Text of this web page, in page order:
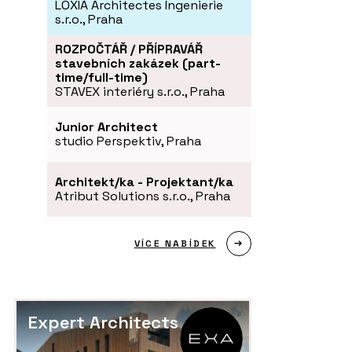
LOXIA Architectes Ingenierie
s.r.o., Praha
ROZPOČTÁŘ / PŘÍPRAVÁŘ
stavebních zakázek (part-
time/full-time)
STAVEX interiéry s.r.o., Praha
Junior Architect
studio Perspektiv, Praha
Architekt/ka - Projektant/ka
Atribut Solutions s.r.o., Praha
VÍCE NABÍDEK
Expert Architects